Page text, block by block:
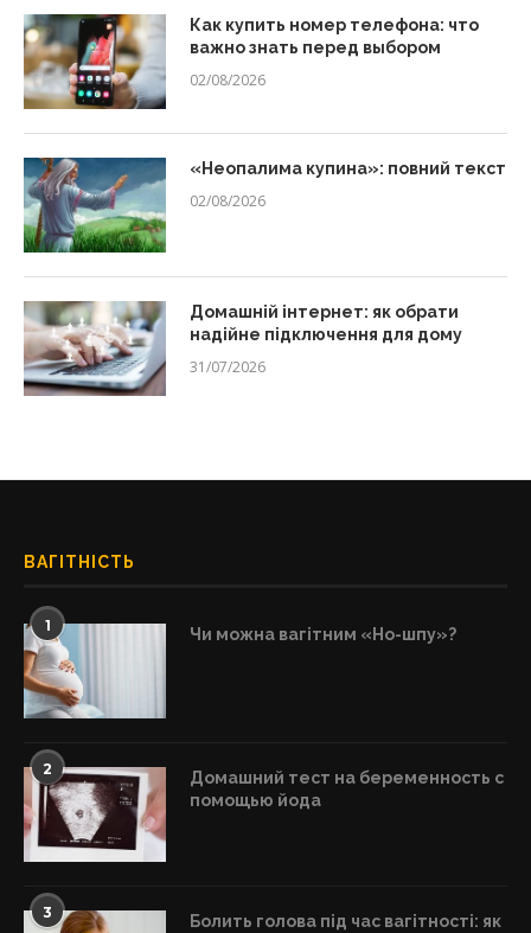
Как купить номер телефона: что
важно знать перед выбором
02/08/2026
«Неопалима купина»: повний текст
02/08/2026
Домашній інтернет: як обрати
надійне підключення для дому
31/07/2026
ВАГІТНІСТЬ
1 Чи можна вагітним «Но-шпу»?
2
Домашний тест на беременность с
помощью йода
3
Болить голова під час вагітності: як